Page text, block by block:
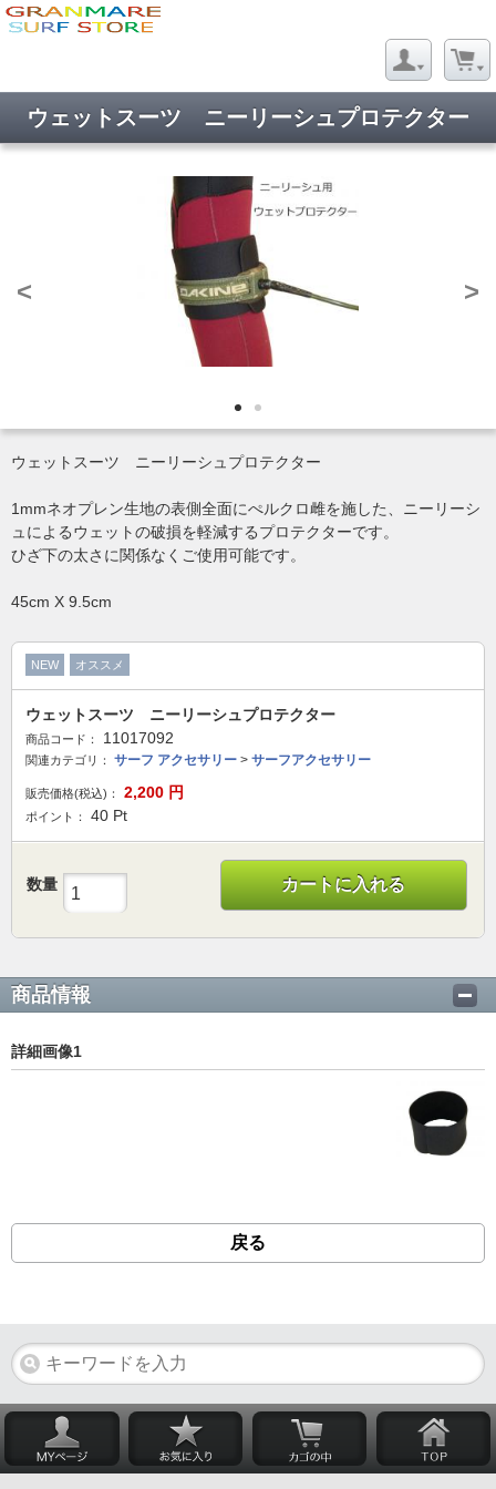
ウェットスーツ ニーリーシュプロテクター
< >
ウェットスーツ ニーリーシュプロテクター
1mmネオプレン生地の表側全面にぺルクロ雌を施した、ニーリーシ
ュによるウェットの破損を軽減するプロテクターです。
ひざ下の太さに関係なくご使用可能です。
45cm X 9.5cm
NEW オススメ
ウェットスーツ ニーリーシュプロテクター
商品コード： 11017092
関連カテゴリ： サーフ アクセサリー > サーフアクセサリー
販売価格(税込)： 2,200 円
ポイント： 40 Pt
数量 カートに入れる
商品情報
詳細画像1
戻る